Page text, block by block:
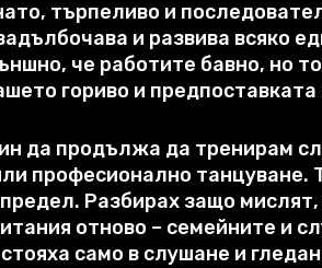
, търпеливо и
и развива всяко
, че работите бавно, но
гориво и предпоставката
да продължа да тренирам
професионално танцуване.
. Разбирах защо мислят,
отново – семейните и
само в слушане и